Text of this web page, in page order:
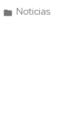
Noticias